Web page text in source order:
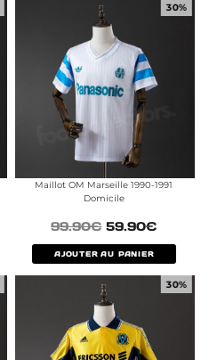
30%
Maillot OM Marseille 1990-1991
Domicile
99.90€ 59.90€
AJOUTER AU PANIER
30%